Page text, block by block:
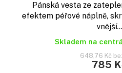
Pánská vesta ze
efektem péřové náplně,
vnější...
Skladem na
648,76 Kč
785